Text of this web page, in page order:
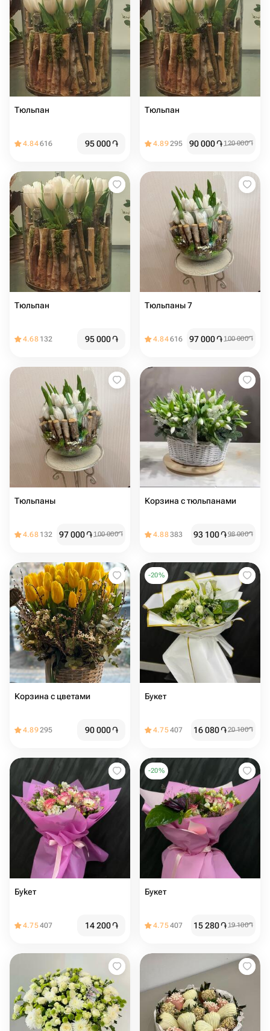
Тюльпан
4.84616 95 000֏
Тюльпан
4.89295 90 000֏ 120 000֏
Тюльпан
4.68 132 95 000֏
Тюльпаны 7
4.84616 97 000֏ 100 000֏
Тюльпаны
4.68 132 97 000֏ 100 000֏
Корзина с тюльпанами
4.88383 93 100֏98 000֏
Корзина с цветами
4.89295 90 000֏
-20%
Букет
4.75407 16 080֏20 100֏
Буkeт
4.75407 14 200֏
-20%
Букет
4.75407 15 280֏19 100֏